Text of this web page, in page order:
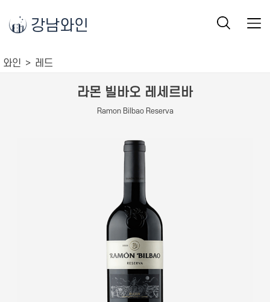
강남와인
와인 레드
라몬 빌바오 레세르바
Ramon Bilbao Reserva